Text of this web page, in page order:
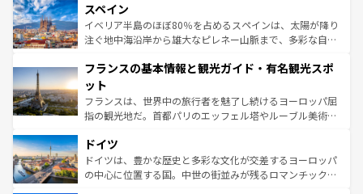
ろん、トスカーナの美しい田園風景やアマルフィ海岸の絶
景など、自然景観も見逃せない。観光の合間には、本場の
ピザやパスタなど、絶品のイタリア料理を堪能することも
ませてくれるイタリアで、忘れられない旅をしてみよう！
なお、新着のイタリア情報は
しい。
スペイン
イベリア半島のほぼ80％を占めるスペインは、太陽が降り
注ぐ地中海沿岸から雄大なピレネー山脈まで、多彩な自然
文化が根付くこの国では、情熱的なフラメンコ、熱気あふ
れる闘牛、そして美味しいタパスが生活の一部となってい
る。首都マドリードの洗練された雰囲気や、バルセロナの
アートに溢れた街角から、地方では古代ローマ遺跡や中世
せる。地方によって風土や気候が異なるスペインはその個
性で訪れる人を魅了する。 なお、新着のスペイン情報は コ
ンテンツ一覧を参照してほしい。
フランスの基本情報と観光ガイド・有名観光スポ
ット
フランスは、世界中の旅行者を魅了し続けるヨーロッパ屈
指の観光地だ。首都パリのエッフェル塔やルーブル美術館
で、幅広い魅力が詰まっている。華麗な宮殿、歴史的な大
聖堂、美しいビーチ、そして豊かな自然が、訪れる者を心
から魅了する。また、フランスは美食の国としても知ら
ドイツ
ドイツは、豊かな歴史と多彩な文化が交差するヨーロッパ
の中心に位置する国。中世の街並みが残るロマンチック街